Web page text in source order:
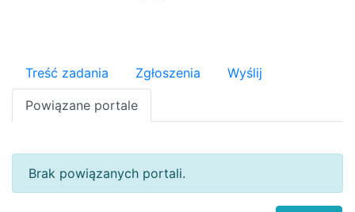
Treść zadania Zgłoszenia Wyślij
Powiązane portale
Brak powiązanych portali.